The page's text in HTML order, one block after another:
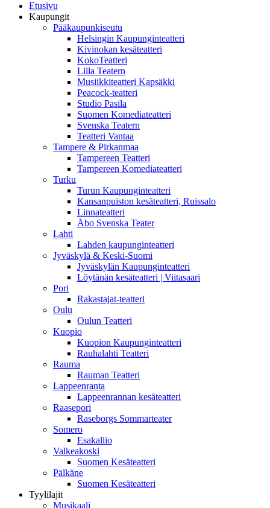
Etusivu
Kaupungit
Pääkaupunkiseutu
Helsingin Kaupunginteatteri
Kivinokan kesäteatteri
KokoTeatteri
Lilla Teatern
Musiikkiteatteri Kapsäkki
Peacock-teatteri
Studio Pasila
Suomen Komediateatteri
Svenska Teatern
Teatteri Vantaa
Tampere & Pirkanmaa
Tampereen Teatteri
Tampereen Komediateatteri
Turku
Turun Kaupunginteatteri
Kansanpuiston kesäteatteri, Ruissalo
Linnateatteri
Åbo Svenska Teater
Lahti
Lahden kaupunginteatteri
Jyväskylä & Keski-Suomi
Jyväskylän Kaupunginteatteri
Löytänän kesäteatteri | Viitasaari
Pori
Rakastajat-teatteri
Oulu
Oulun Teatteri
Kuopio
Kuopion Kaupunginteatteri
Rauhalahti Teatteri
Rauma
Rauman Teatteri
Lappeenranta
Lappeenrannan kesäteatteri
Raasepori
Raseborgs Sommarteater
Somero
Esakallio
Valkeakoski
Suomen Kesäteatteri
Pälkäne
Suomen Kesäteatteri
Tyylilajit
Musikaali